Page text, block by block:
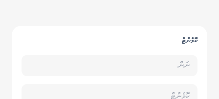
ކޮމެންޓް